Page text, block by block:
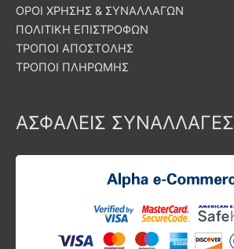
ΟΡΟΙ ΧΡΗΣΗΣ & ΣΥΝΑΛΛΑΓΩΝ
ΠΟΛΙΤΙΚΗ ΕΠΙΣΤΡΟΦΩΝ
ΤΡΟΠΟΙ ΑΠΟΣΤΟΛΗΣ
ΤΡΟΠΟΙ ΠΛΗΡΩΜΗΣ
ΑΣΦΑΛΕΙΣ ΣΥΝΑΛΛΑΓΕΣ